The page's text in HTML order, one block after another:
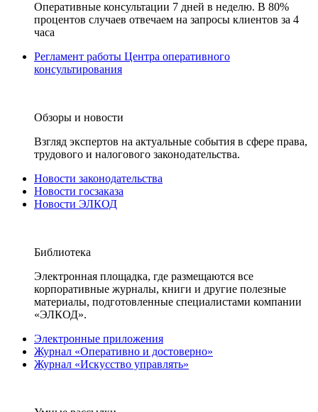
Оперативные консультации 7 дней в неделю. В 80%
процентов случаев отвечаем на запросы клиентов за 4
часа
Регламент работы Центра оперативного
консультирования
Обзоры и новости
Взгляд экспертов на актуальные события в сфере права,
трудового и налогового законодательства.
Новости законодательства
Новости госзаказа
Новости ЭЛКОД
Библиотека
Электронная площадка, где размещаются все
корпоративные журналы, книги и другие полезные
материалы, подготовленные специалистами компании
«ЭЛКОД».
Электронные приложения
Журнал «Оперативно и достоверно»
Журнал «Искусство управлять»